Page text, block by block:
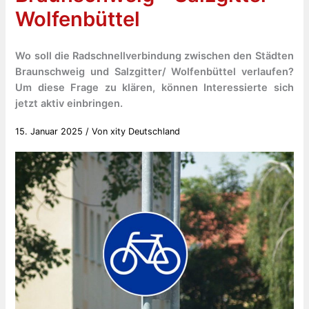
Wolfenbüttel
Wo soll die Radschnellverbindung zwischen den Städten
Braunschweig und Salzgitter/ Wolfenbüttel verlaufen?
Um diese Frage zu klären, können Interessierte sich
jetzt aktiv einbringen.
15. Januar 2025 / Vonxity Deutschland